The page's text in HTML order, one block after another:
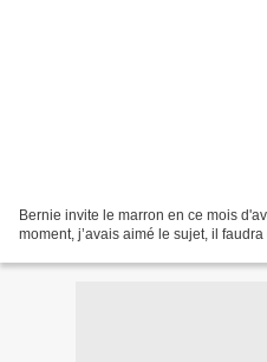
Bernie invite le marron en ce mois
moment, j’avais aimé le sujet, il